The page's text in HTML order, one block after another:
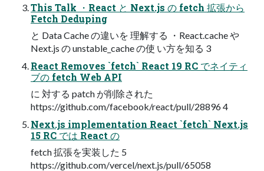
This Talk ・React と Next.js の fetch 拡張から
Fetch Deduping
と Data Cache の違いを 理解する ・React.cache や
Next.js の unstable_cache の使 い方を知る 3
React Removes `fetch` React 19 RC でネイティ
ブの fetch Web API
に 対する patch が削除された
https://github.com/facebook/react/pull/28896 4
Next.js implementation React `fetch` Next.js
15 RC では React の
fetch 拡張を実装した 5
https://github.com/vercel/next.js/pull/65058